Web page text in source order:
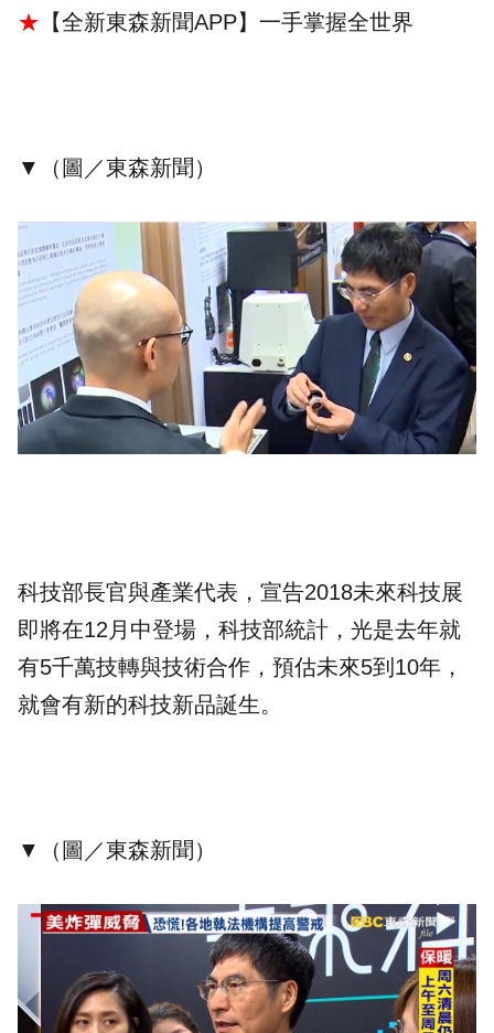
★ 【全新東森新聞APP】一手掌握全世界
▼（圖／東森新聞）
科技部長官與產業代表，宣告2018未來科技展
即將在12月中登場，科技部統計，光是去年就
有5千萬技轉與技術合作，預估未來5到10年，
就會有新的科技新品誕生。
▼（圖／東森新聞）